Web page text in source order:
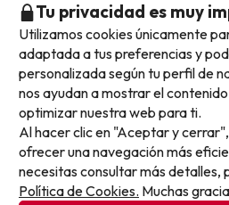
Otras iniciativas de éxito del
son Esquiades.com (la web
España) y Amimir.com, el
de 1.000.000 de
reservar y viajar por
Tu privacidad es muy
Utilizamos cookies únicamente
adaptada a tus preferencias y
personalizada según tu perfil de
nos ayudan a mostrar el
optimizar nuestra web para ti.
Al hacer clic en "Aceptar y
ofrecer una navegación más
necesitas consultar más detalles,
Política de Cookies. Muchas